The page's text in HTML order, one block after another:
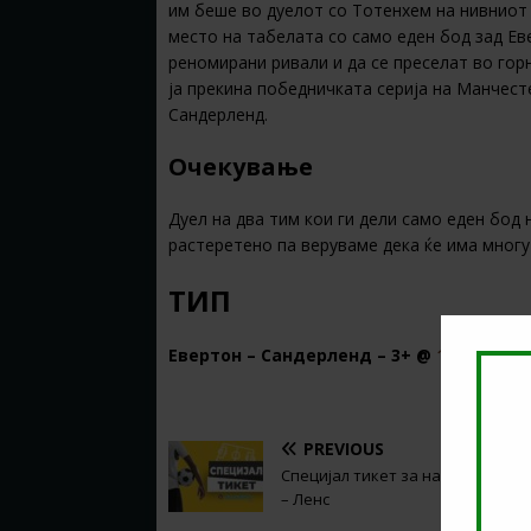
им беше во дуелот со Тотенхем на
место на табелата со само еден бод зад
реномирани ривали и да се преселат во
ја прекина победничката серија на
Сандерленд.
Очекување
Дуел на два тим кои ги дели само еден бод
растеретено па веруваме дека ќе има
ТИП
Евертон – Сандерленд – 3+ @ 1.85 во
PREVIOUS
Специјал тикет за натпреварот
– Ленс